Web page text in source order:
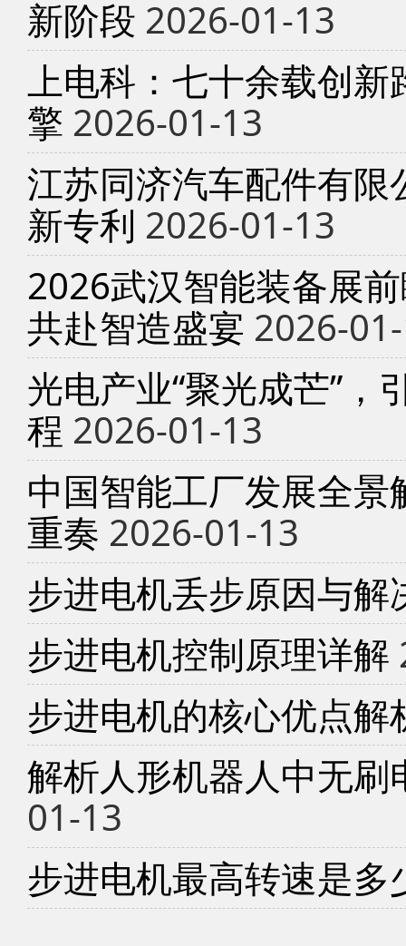
新阶段 2026-01-13
上电科：七十余载创
擎 2026-01-13
江苏同济汽车配件有
新专利 2026-01-13
2026武汉智能装备展
共赴智造盛宴 2026-
光电产业“聚光成芒”，
程 2026-01-13
中国智能工厂发展全
重奏 2026-01-13
步进电机丢步原因与解
步进电机控制原理详解
步进电机的核心优点解
解析人形机器人中无
01-13
步进电机最高转速是多